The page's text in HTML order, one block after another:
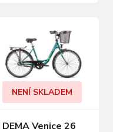
CTM 559X20, 36H,
silver Pláště: 26x1,5"
Náboje: Matrix alloy
36H/Shimano Nexus3
36H Pedály: Flat HF-
896 DU bearing
Řetěz: KMC Z410
NENÍ SKLADEM
DEMA Venice 26